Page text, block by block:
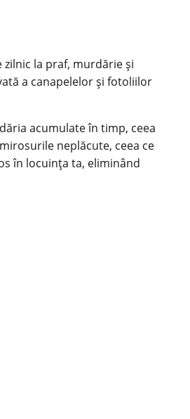
la praf, murdărie și
a canapelelor și fotoliilor
acumulate în timp, ceea
neplăcute, ceea ce
în locuința ta, eliminând